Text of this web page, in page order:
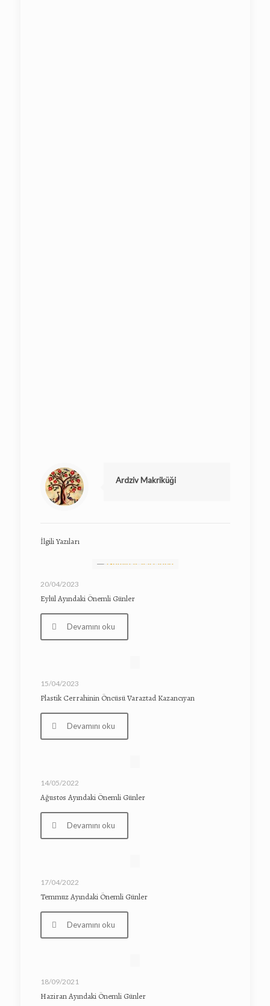
Ardziv Makriküği
İlgili Yazıları
20/04/2023
Eylül Ayındaki Önemli Günler
Devamını oku
15/04/2023
Plastik Cerrahinin Öncüsü Varaztad Kazancıyan
Devamını oku
14/05/2022
Ağustos Ayındaki Önemli Günler
Devamını oku
17/04/2022
Temmuz Ayındaki Önemli Günler
Devamını oku
18/09/2021
Haziran Ayındaki Önemli Günler